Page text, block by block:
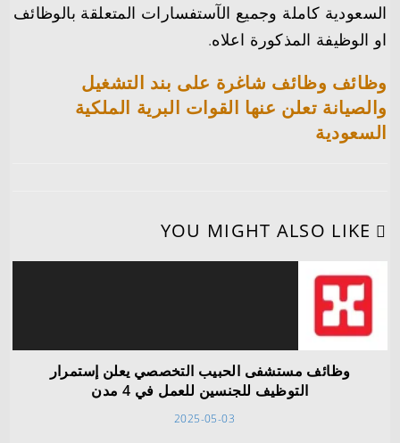
السعودية كاملة وجميع الآستفسارات المتعلقة بالوظائف
او الوظيفة المذكورة اعلاه.
وظائف وظائف شاغرة على بند التشغيل
والصيانة تعلن عنها القوات البرية الملكية
السعودية
YOU MIGHT ALSO LIKE
وظائف مستشفى الحبيب التخصصي يعلن إستمرار
التوظيف للجنسين للعمل في 4 مدن
2025-05-03